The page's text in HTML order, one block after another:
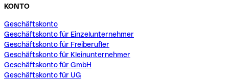
KONTO
Geschäftskonto
Geschäftskonto für Einzelunternehmer
Geschäftskonto für Freiberufler
Geschäftskonto für Kleinunternehmer
Geschäftskonto für GmbH
Geschäftskonto für UG